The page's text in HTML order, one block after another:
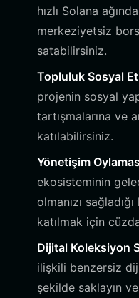
hızlı Solana
merkeziyetsiz
satabilirsiniz.
Topluluk Sosyal
projenin sosyal
tartışmalarına ve
katılabilirsiniz.
Yönetişim
ekosisteminin
olmanızı
katılmak için
Dijital Koleksiyon
ilişkili benzersiz
şekilde saklayın